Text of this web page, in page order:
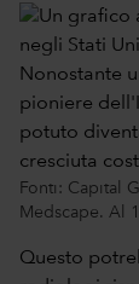
Fonti: Capital
Medscape. Al
Questo